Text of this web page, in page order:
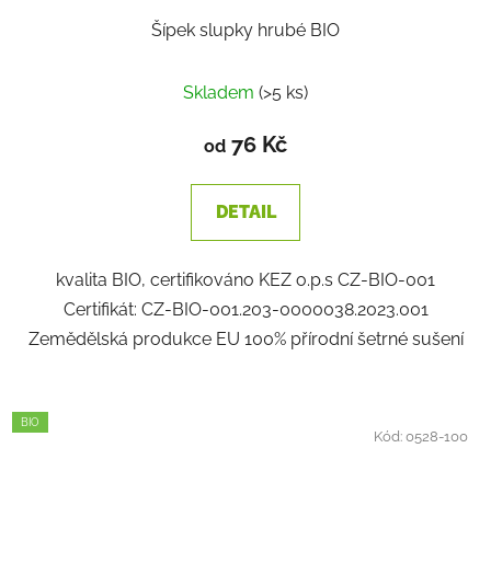
Šípek slupky hrubé BIO
Skladem (>5 ks)
od 76 Kč
DETAIL
kvalita BIO, certifikováno KEZ o.p.s CZ-BIO-001
Certifikát: CZ-BIO-001.203-0000038.2023.001
Zemědělská produkce EU 100% přírodní šetrné sušení
BIO
Kód:0528-100